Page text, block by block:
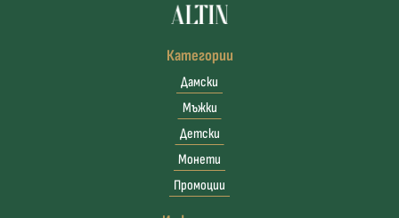
Категории
Дамски
Мъжки
Детски
Монети
Промоции